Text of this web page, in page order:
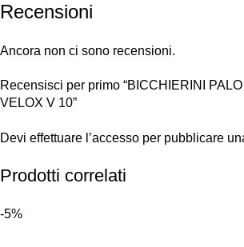
Recensioni
Ancora non ci sono recensioni.
Recensisci per primo “BICCHIERINI
VELOX V 10”
Devi effettuare l’accesso per pubblicare
Prodotti correlati
-5%